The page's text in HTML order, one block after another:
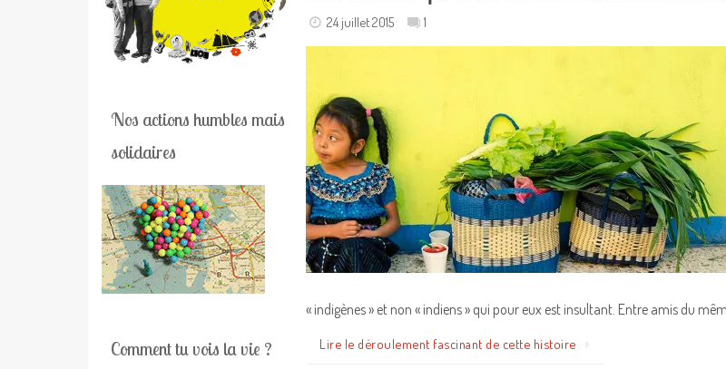
24 juillet 2015 1
« indigènes » et non « indiens » qui pour eux est insultant. Entre amis du
Lire le déroulement fascinant de cette histoire
Nos actions humbles mais
solidaires
Comment tu vois la vie ?